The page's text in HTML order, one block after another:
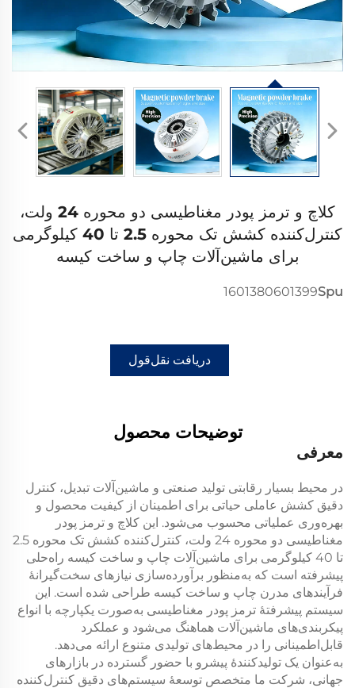
کلاچ و ترمز پودر مغناطیسی دو محوره 24 ولت،
کنترل‌کننده کشش تک محوره 2.5 تا 40 کیلوگرمی
برای ماشین‌آلات چاپ و ساخت کیسه
Spu
1601380601399
دریافت نقل‌قول
توضیحات محصول
معرفی
در محیط بسیار رقابتی تولید صنعتی و ماشین‌آلات تبدیل، کنترل
دقیق کشش عاملی حیاتی برای اطمینان از کیفیت محصول و
بهره‌وری عملیاتی محسوب می‌شود. این کلاچ و ترمز پودر
مغناطیسی دو محوره 24 ولت، کنترل‌کننده کشش تک محوره 2.5
تا 40 کیلوگرمی برای ماشین‌آلات چاپ و ساخت کیسه
راه‌حلی
پیشرفته است که به‌منظور برآورده‌سازی نیازهای سخت‌گیرانهٔ
فرآیندهای مدرن چاپ و ساخت کیسه طراحی شده است. این
سیستم پیشرفتهٔ ترمز پودر مغناطیسی به‌صورت یکپارچه با انواع
پیکربندی‌های ماشین‌آلات هماهنگ می‌شود و عملکرد
قابل‌اطمینانی را در محیط‌های تولیدی متنوع ارائه می‌دهد.
به‌عنوان یک تولیدکنندهٔ پیشرو با حضور گسترده در بازارهای
جهانی، شرکت ما متخصص توسعهٔ سیستم‌های دقیق کنترل‌کننده